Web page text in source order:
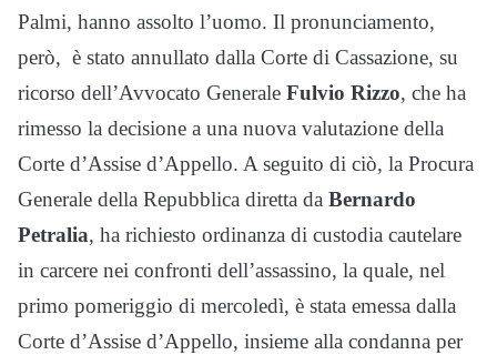
Palmi, hanno assolto l’uomo. Il pronunciamento,
però, è stato annullato dalla Corte di Cassazione, su
ricorso dell’Avvocato Generale Fulvio Rizzo, che ha
rimesso la decisione a una nuova valutazione della
Corte d’Assise d’Appello. A seguito di ciò, la Procura
Generale della Repubblica diretta da Bernardo
Petralia, ha richiesto ordinanza di custodia cautelare
in carcere nei confronti dell’assassino, la quale, nel
primo pomeriggio di mercoledì, è stata emessa dalla
Corte d’Assise d’Appello, insieme alla condanna per